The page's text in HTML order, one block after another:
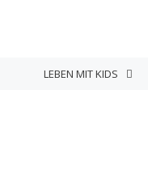
LEBEN MIT KIDS